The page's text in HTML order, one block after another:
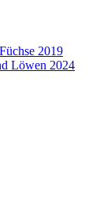
2019
Löwen 2024